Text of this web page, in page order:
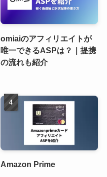
omiaiのアフィリエイトが
唯一できるASPは？｜提携
の流れも紹介
Amazon Prime